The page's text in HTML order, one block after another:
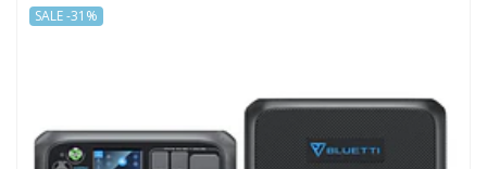
SALE -31%